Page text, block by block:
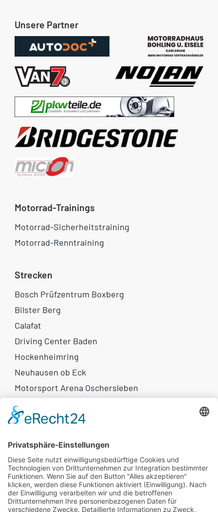
Unsere Partner
Motorrad-Trainings
Motorrad-Sicherheitstraining
Motorrad-Renntraining
Strecken
Bosch Prüfzentrum Boxberg
Bilster Berg
Calafat
Driving Center Baden
Hockenheimring
Neuhausen ob Eck
Motorsport Arena Oschersleben
Weitere Links
Eventkalender
Newsletter
Flammkuchen